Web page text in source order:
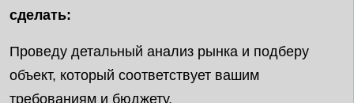
сделать:
Проведу детальный анализ рынка и подберу
объект, который соответствует вашим
требованиям и бюджету.